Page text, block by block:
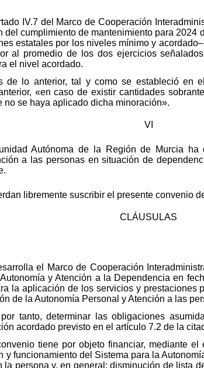
IV.7 del Marco de Cooperación
cumplimiento de mantenimiento para
estatales por los niveles mínimo y
al promedio de los dos ejercicios
el nivel acordado.
de lo anterior, tal y como se estableció en
«en caso de existir cantidades
no se haya aplicado dicha minoración».
VI
Autónoma de la Región de Murcia ha
a las personas en situación de
libremente suscribir el presente convenio
CLÁUSULAS
el Marco de Cooperación
y Atención a la Dependencia en
la aplicación de los servicios y prestaciones
de la Autonomía Personal y Atención a las
tanto, determinar las obligaciones
acordado previsto en el artículo 7.2 de la
tiene por objeto financiar, mediante el
y funcionamiento del Sistema para la
la persona y, en general: disminución de lista